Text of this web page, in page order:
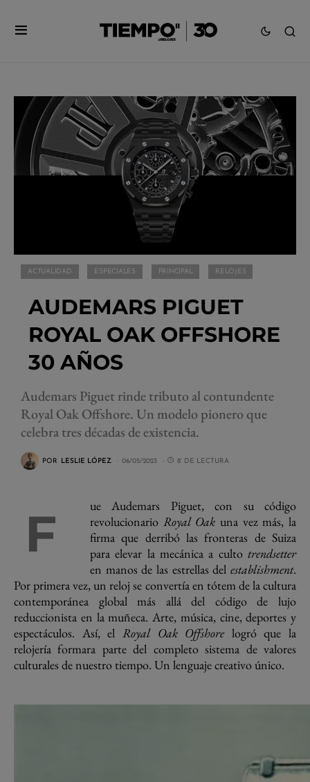
ACTUALIDAD ESPECIALES PRINCIPAL RELOJES
AUDEMARS PIGUET
ROYAL OAK OFFSHORE
30 AÑOS
Audemars Piguet rinde tributo al contundente
Royal Oak Offshore. Un modelo pionero que
celebra tres décadas de existencia.
POR LESLIE LÓPEZ 06/05/2023 8' DE LECTURA
F
ue Audemars Piguet, con su código
revolucionario Royal Oak una vez más, la
firma que derribó las fronteras de Suiza
para elevar la mecánica a culto trendsetter
en manos de las estrellas del establishment.
Por primera vez, un reloj se convertía en tótem de la cultura
contemporánea global más allá del código de lujo
reduccionista en la muñeca. Arte, música, cine, deportes y
espectáculos. Así, el Royal Oak Offshorelogró que la
relojería formara parte del completo sistema de valores
culturales de nuestro tiempo. Un lenguaje creativo único.